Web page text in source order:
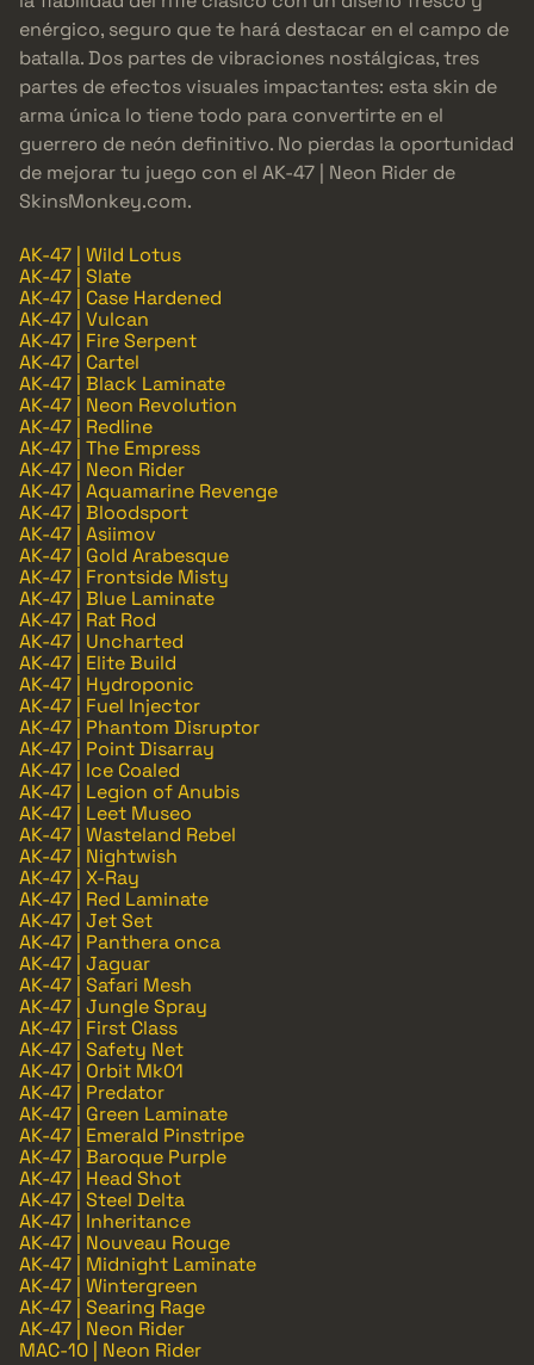
enérgico, seguro que te hará destacar en el campo de
batalla. Dos partes de vibraciones nostálgicas, tres
partes de efectos visuales impactantes: esta skin de
arma única lo tiene todo para convertirte en el
guerrero de neón definitivo. No pierdas la oportunidad
de mejorar tu juego con el AK-47 | Neon Rider de
SkinsMonkey.com.
AK-47 | Wild Lotus
AK-47 | Slate
AK-47 | Case Hardened
AK-47 | Vulcan
AK-47 | Fire Serpent
AK-47 | Cartel
AK-47 | Black Laminate
AK-47 | Neon Revolution
AK-47 | Redline
AK-47 | The Empress
AK-47 | Neon Rider
AK-47 | Aquamarine Revenge
AK-47 | Bloodsport
AK-47 | Asiimov
AK-47 | Gold Arabesque
AK-47 | Frontside Misty
AK-47 | Blue Laminate
AK-47 | Rat Rod
AK-47 | Uncharted
AK-47 | Elite Build
AK-47 | Hydroponic
AK-47 | Fuel Injector
AK-47 | Phantom Disruptor
AK-47 | Point Disarray
AK-47 | Ice Coaled
AK-47 | Legion of Anubis
AK-47 | Leet Museo
AK-47 | Wasteland Rebel
AK-47 | Nightwish
AK-47 | X-Ray
AK-47 | Red Laminate
AK-47 | Jet Set
AK-47 | Panthera onca
AK-47 | Jaguar
AK-47 | Safari Mesh
AK-47 | Jungle Spray
AK-47 | First Class
AK-47 | Safety Net
AK-47 | Orbit Mk01
AK-47 | Predator
AK-47 | Green Laminate
AK-47 | Emerald Pinstripe
AK-47 | Baroque Purple
AK-47 | Head Shot
AK-47 | Steel Delta
AK-47 | Inheritance
AK-47 | Nouveau Rouge
AK-47 | Midnight Laminate
AK-47 | Wintergreen
AK-47 | Searing Rage
AK-47 | Neon Rider
MAC-10 | Neon Rider